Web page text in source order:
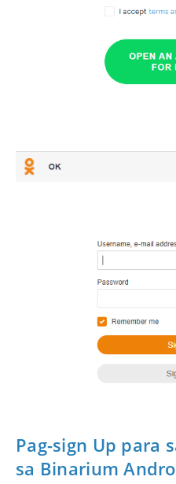
Pag-sign Up para
sa Binarium